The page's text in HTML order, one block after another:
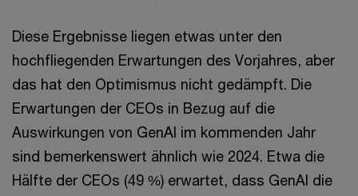
Diese Ergebnisse liegen etwas unter den
hochfliegenden Erwartungen des Vorjahres, aber
das hat den Optimismus nicht gedämpft. Die
Erwartungen der CEOs in Bezug auf die
Auswirkungen von GenAI im kommenden Jahr
sind bemerkenswert ähnlich wie 2024. Etwa die
Hälfte der CEOs (49 %) erwartet, dass GenAI die